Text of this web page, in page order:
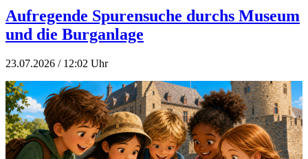
Aufregende Spurensuche durchs Museum
und die Burganlage
23.07.2026 / 12:02 Uhr